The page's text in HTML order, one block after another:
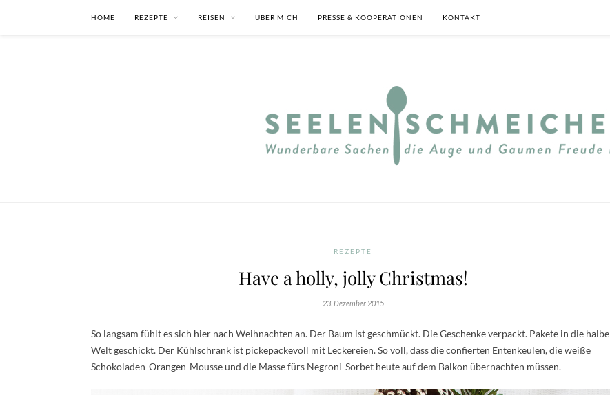
HOME REZEPTE REISEN ÜBER MICH PRESSE & KOOPERATIONEN KONTAKT
REZEPTE
Have a holly, jolly Christmas!
23. Dezember 2015
So langsam fühlt es sich hier nach Weihnachten an. Der Baum ist geschmückt. Die Geschenke verpackt. Pakete in die halbe
Welt geschickt. Der Kühlschrank ist pickepackevoll mit Leckereien. So voll, dass die confierten Entenkeulen, die weiße
Schokoladen-Orangen-Mousse und die Masse fürs Negroni-Sorbet heute auf dem Balkon übernachten müssen.